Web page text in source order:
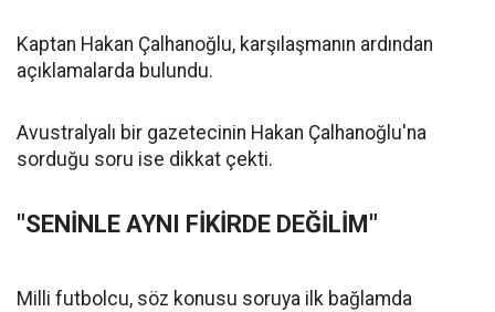
Kaptan Hakan Çalhanoğlu, karşılaşmanın ardından
açıklamalarda bulundu.
Avustralyalı bir gazetecinin Hakan Çalhanoğlu'na
sorduğu soru ise dikkat çekti.
"SENİNLE AYNI FİKİRDE DEĞİLİM"
Milli futbolcu, söz konusu soruya ilk bağlamda